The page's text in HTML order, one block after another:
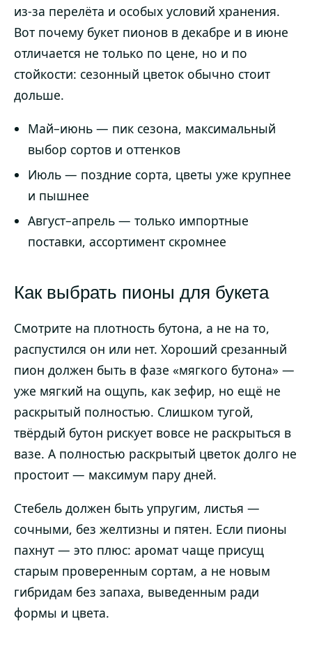
из-за перелёта и особых условий хранения.
Вот почему букет пионов в декабре и в июне
отличается не только по цене, но и по
стойкости: сезонный цветок обычно стоит
дольше.
Май–июнь — пик сезона, максимальный
выбор сортов и оттенков
Июль — поздние сорта, цветы уже крупнее
и пышнее
Август–апрель — только импортные
поставки, ассортимент скромнее
Как выбрать пионы для букета
Смотрите на плотность бутона, а не на то,
распустился он или нет. Хороший срезанный
пион должен быть в фазе «мягкого бутона» —
уже мягкий на ощупь, как зефир, но ещё не
раскрытый полностью. Слишком тугой,
твёрдый бутон рискует вовсе не раскрыться в
вазе. А полностью раскрытый цветок долго не
простоит — максимум пару дней.
Стебель должен быть упругим, листья —
сочными, без желтизны и пятен. Если пионы
пахнут — это плюс: аромат чаще присущ
старым проверенным сортам, а не новым
гибридам без запаха, выведенным ради
формы и цвета.